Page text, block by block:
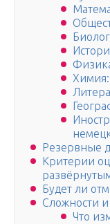
Химия:
Резервные
Критерии
Будет ли
Сложности
Что